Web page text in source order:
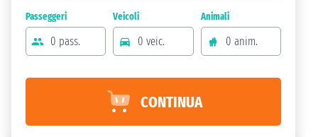
Passeggeri
0 pass.
Veicoli
0 veic.
Animali
0 anim.
CONTINUA